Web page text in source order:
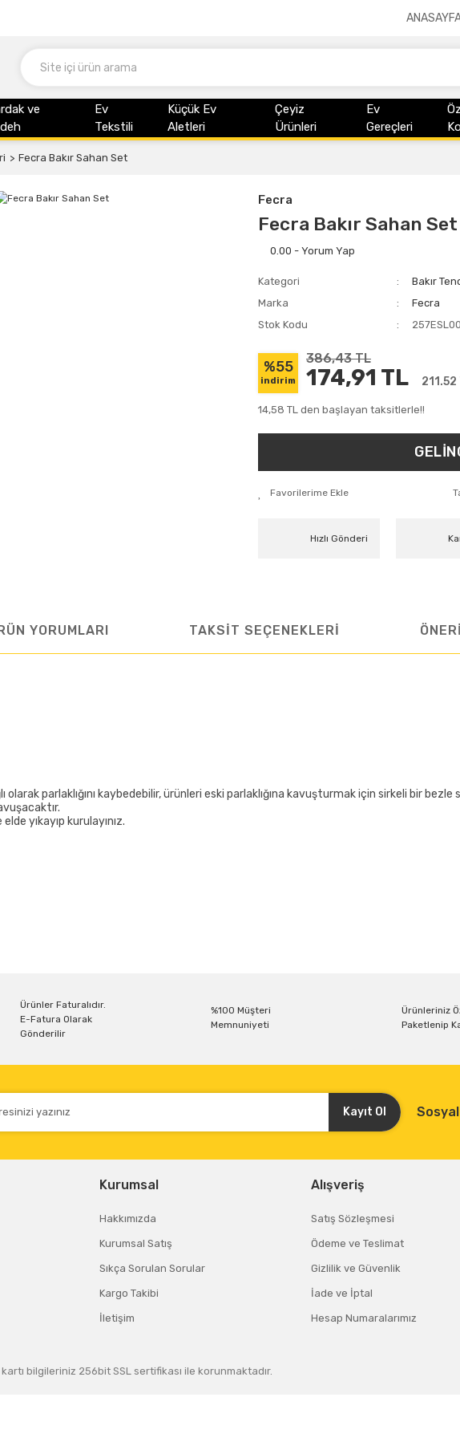
ve
Ev
Tekstili
Küçük Ev
Aletleri
Çeyiz
Ürünleri
Ev
Gereçleri
Fecra Bakır Sahan Set
Fecra
Fecra Bakır Sahan Set
0.00 - Yorum Yap
Kategori
Bakır
Marka
Fecra
Stok Kodu
%55
indirim
386,43 TL
174,91 TL 211.52
14,58 TL den başlayan taksitlerle!!
Hızlı Gönderi
YORUMLARI TAKSİT SEÇENEKLERİ
olarak parlaklığını kaybedebilir, ürünleri eski parlaklığına kavuşturmak için sirkeli bir
yıkayıp kurulayınız.
Ürünler Faturalıdır.
E-Fatura Olarak
Gönderilir
%100 Müşteri
Memnuniyeti
Ürünleriniz
Paketlenip
Kayıt Ol
Kurumsal
Hakkımızda
Kurumsal Satış
Sıkça Sorulan Sorular
Kargo Takibi
İletişim
Alışveriş
Satış Sözleşmesi
Ödeme ve Teslimat
Gizlilik ve Güvenlik
İade ve İptal
Hesap Numaralarımız
bilgileriniz 256bit SSL sertifikası ile korunmaktadır.